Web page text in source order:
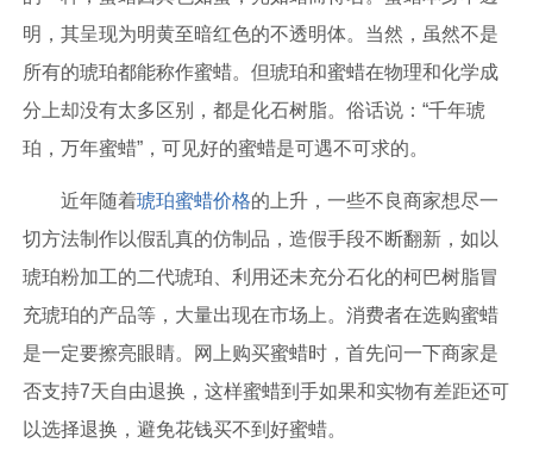
明，其呈现为明黄至暗红色的不透明体。当然，虽然不是
所有的琥珀都能称作蜜蜡。但琥珀和蜜蜡在物理和化学成
分上却没有太多区别，都是化石树脂。俗话说：“千年琥
珀，万年蜜蜡”，可见好的蜜蜡是可遇不可求的。
近年随着琥珀蜜蜡价格的上升，一些不良商家想尽一
切方法制作以假乱真的仿制品，造假手段不断翻新，如以
琥珀粉加工的二代琥珀、利用还未充分石化的柯巴树脂冒
充琥珀的产品等，大量出现在市场上。消费者在选购蜜蜡
是一定要擦亮眼睛。网上购买蜜蜡时，首先问一下商家是
否支持7天自由退换，这样蜜蜡到手如果和实物有差距还可
以选择退换，避免花钱买不到好蜜蜡。